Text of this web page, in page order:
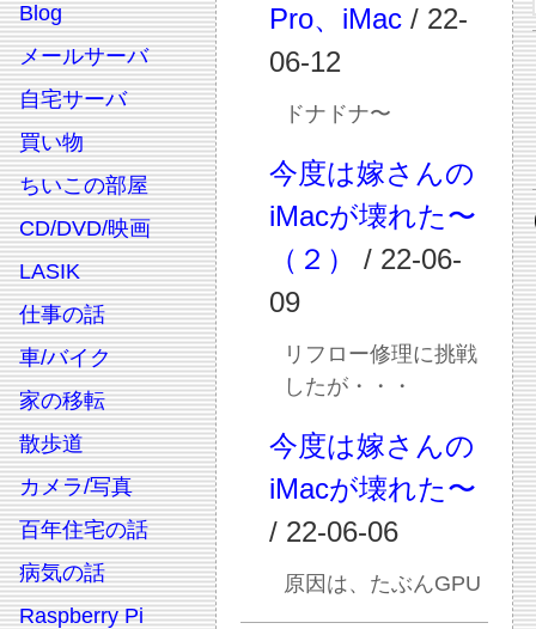
Blog
メールサーバ
自宅サーバ
買い物
ちいこの部屋
CD/DVD/映画
LASIK
仕事の話
車/バイク
家の移転
散歩道
カメラ/写真
百年住宅の話
病気の話
Raspberry Pi
Pro、iMac / 22-
06-12
ドナドナ〜
今度は嫁さんの
iMacが壊れた〜
（２）
/ 22-06-
09
リフロー修理に挑戦
したが・・・
今度は嫁さんの
iMacが壊れた〜
/ 22-06-06
原因は、たぶんGPU